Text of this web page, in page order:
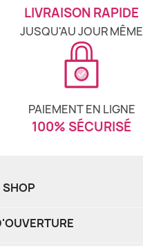
LIVRAISON RAPIDE
JUSQU'AU JOUR MÊME
PAIEMENT EN LIGNE
100% SÉCURISÉ
SHOP